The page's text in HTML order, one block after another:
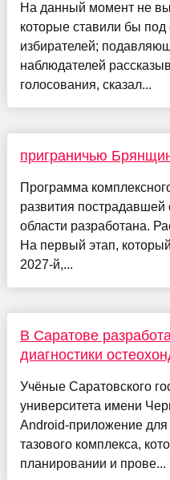
На данный момент не
которые ставили бы
избирателей;
наблюдателей
голосования, сказал...
приграничью
Программа
развития
области разработана.
На первый этап,
2027-й,...
В Саратове
диагностики
Учёные Саратовского
университета имени
Android-приложение для
тазового комплекса,
планировании и прове...